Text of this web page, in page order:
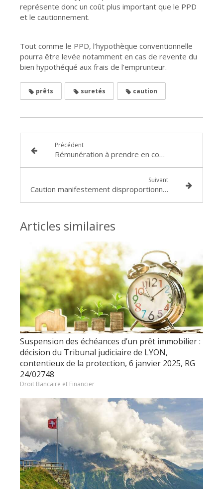
représente donc un coût plus important que le PPD
et le cautionnement.
Tout comme le PPD, l’hypothèque conventionnelle
pourra être levée notamment en cas de revente du
bien hypothéqué aux frais de l’emprunteur.
prêts suretés caution
Précédent
Rémunération à prendre en compte pour le calcul de l'indemnité d'activité partielle
Suivant
Caution manifestement disproportionné : importance des mentions de la fiche de renseignement
Articles similaires
Suspension des échéances d’un prêt immobilier :
décision du Tribunal judiciaire de LYON,
contentieux de la protection, 6 janvier 2025, RG
24/02748
Droit Bancaire et Financier